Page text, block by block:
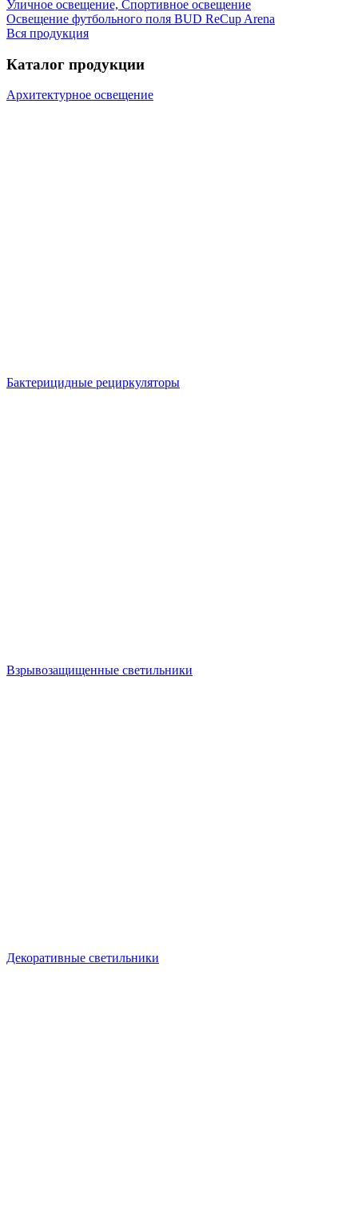
Уличное освещение, Спортивное освещение
Освещение футбольного поля BUD ReCup Arena
Вся продукция
Каталог продукции
Архитектурное освещение
Бактерицидные рециркуляторы
Взрывозащищенные светильники
Декоративные светильники